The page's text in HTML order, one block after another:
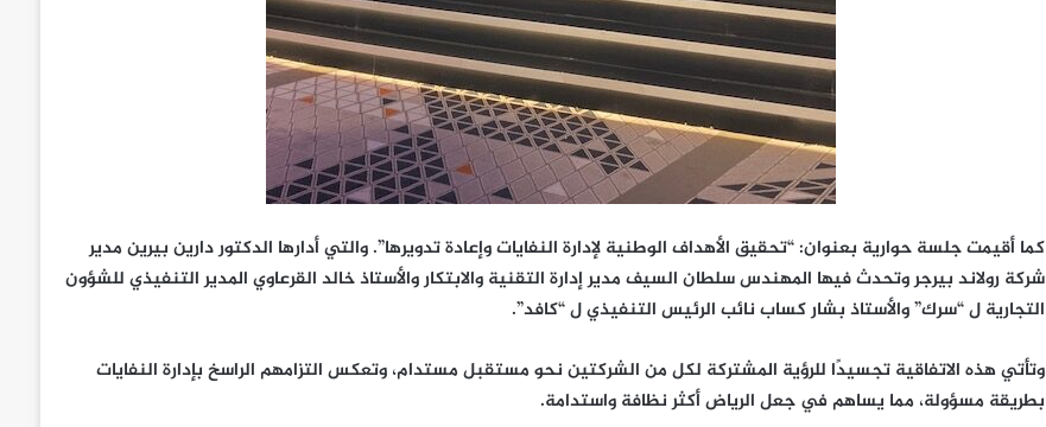
كما أقيمت جلسة حوارية بعنوان: “تحقيق الأهداف الوطنية لإدارة النفايات وإعادة تدويرها”. والتي أدارها الدكتور دارين بيرين مدير
شركة رولاند بيرجر وتحدث فيها المهندس سلطان السيف مدير إدارة التقنية والابتكار والأستاذ خالد القرعاوي المدير التنفيذي للشؤون
التجارية ل “سرك” والأستاذ بشار كساب نائب الرئيس التنفيذي ل “كافد”.
وتأتي هذه الاتفاقية تجسيدًا للرؤية المشتركة لكل من الشركتين نحو مستقبل مستدام، وتعكس التزامهم الراسخ بإدارة النفايات
بطريقة مسؤولة، مما يساهم في جعل الرياض أكثر نظافة واستدامة.